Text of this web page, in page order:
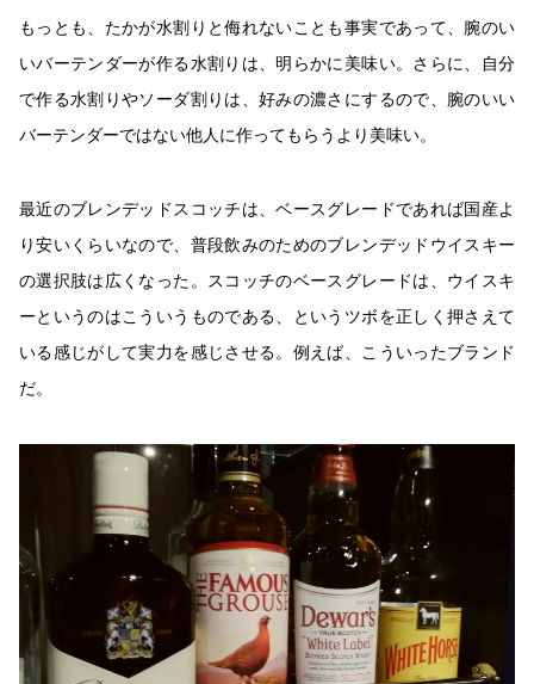
もっとも、たかが水割りと侮れないことも事実であって、腕のい
いバーテンダーが作る水割りは、明らかに美味い。さらに、自分
で作る水割りやソーダ割りは、好みの濃さにするので、腕のいい
バーテンダーではない他人に作ってもらうより美味い。
最近のブレンデッドスコッチは、ベースグレードであれば国産よ
り安いくらいなので、普段飲みのためのブレンデッドウイスキー
の選択肢は広くなった。スコッチのベースグレードは、ウイスキ
ーというのはこういうものである、というツボを正しく押さえて
いる感じがして実力を感じさせる。例えば、こういったブランド
だ。